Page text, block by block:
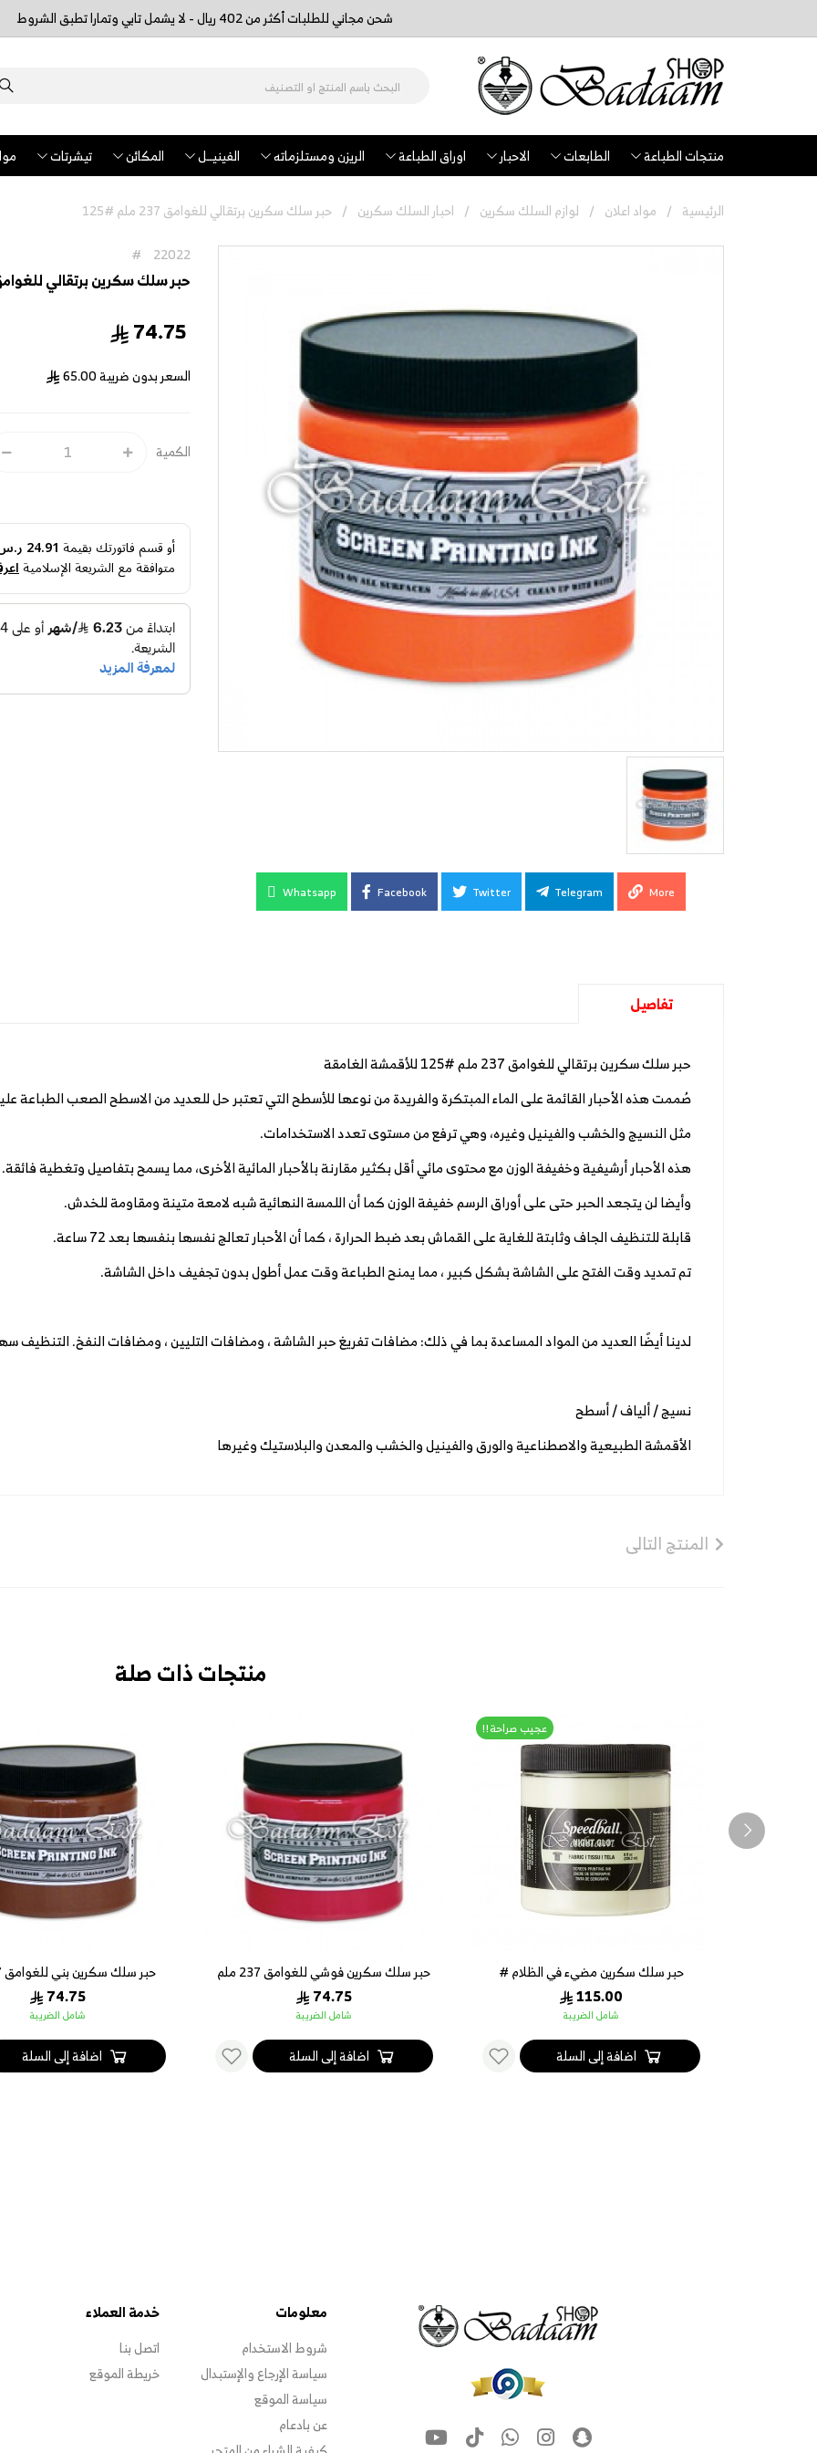
شحن مجاني للطلبات أكثر من 402 ريال - لا يشمل تابي وتمارا تطبق الشروط
منتجات الطباعة الطابعات الاحبار اوراق الطباعة الريزن ومستلزماته الفينيــل المكائن تيشرتات
الرئيسية مواد اعلان لوازم السلك سكرين احبار السلك سكرين حبر سلك سكرين برتقالي للغوامق 237 ملم #125
Whatsapp Facebook Twitter Telegram More
22022
#
حبر سلك سكرين برتقالي للغوامق 237 ملم
74.75
السعر بدون ضريبة65.00
الكمية
أو قسم فاتورتك بقيمة 24.91 ر.س
متوافقة مع الشريعة الإسلامية
تفاصيل
حبر سلك سكرين برتقالي للغوامق 237 ملم #125 للأقمشة الغامقة
صُممت هذه الأحبار القائمة على الماء المبتكرة والفريدة من نوعها للأسطح التي تعتبر حل للعديد من الاسطح الصعب الطباعة
مثل النسيج والخشب والفينيل وغيره، وهي ترفع من مستوى تعدد الاستخدامات.
هذه الأحبار أرشيفية وخفيفة الوزن مع محتوى مائي أقل بكثير مقارنة بالأحبار المائية الأخرى، مما يسمح بتفاصيل وتغطية فائقة.
وأيضا لن يتجعد الحبر حتى على أوراق الرسم خفيفة الوزن كما أن اللمسة النهائية شبه لامعة متينة ومقاومة للخدش.
قابلة للتنظيف الجاف وثابتة للغاية على القماش بعد ضبط الحرارة ، كما أن الأحبار تعالج نفسها بنفسها بعد 72 ساعة.
تم تمديد وقت الفتح على الشاشة بشكل كبير ، مما يمنح الطباعة وقت عمل أطول بدون تجفيف داخل الشاشة.
لدينا أيضًا العديد من المواد المساعدة بما في ذلك: مضافات تفريغ حبر الشاشة ، ومضافات التليين ، ومضافات النفخ. التنظيف
نسيج / ألياف / أسطح
الأقمشة الطبيعية والاصطناعية والورق والفينيل والخشب والمعدن والبلاستيك وغيرها
المنتج التالى
منتجات ذات صلة
حبر سلك سكرين فوشي للغوامق 237 ملم
اضافة إلى السلة اضافة إلى السلة
حبر سلك سكرين نحاسي
اضافة
معلومات
شروط الاستخدام
سياسة الإرجاع والإستبدال
سياسة الموقع
عن بادعام
خدمة العملاء
اتصل بنا
خريطة الموقع